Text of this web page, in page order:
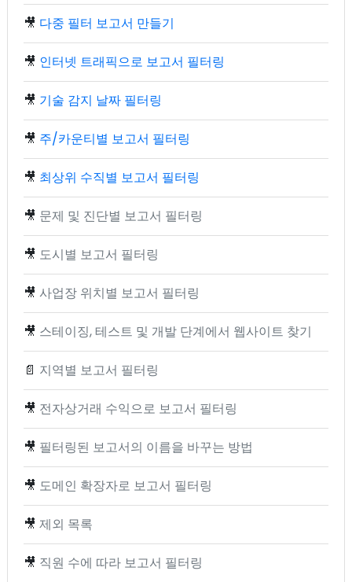
🎥 다중 필터 보고서 만들기
🎥 인터넷 트래픽으로 보고서 필터링
🎥 기술 감지 날짜 필터링
🎥 주/카운티별 보고서 필터링
🎥 최상위 수직별 보고서 필터링
🎥 문제 및 진단별 보고서 필터링
🎥 도시별 보고서 필터링
🎥 사업장 위치별 보고서 필터링
🎥 스테이징, 테스트 및 개발 단계에서 웹사이트 찾기
📄 지역별 보고서 필터링
🎥 전자상거래 수익으로 보고서 필터링
🎥 필터링된 보고서의 이름을 바꾸는 방법
🎥 도메인 확장자로 보고서 필터링
🎥 제외 목록
🎥 직원 수에 따라 보고서 필터링